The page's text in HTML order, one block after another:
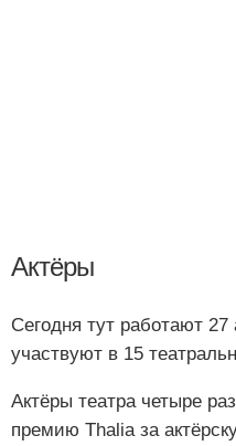
Актёры
Сегодня тут работают 27
участвуют в 15
Актёры театра четыре
премию Thalia за